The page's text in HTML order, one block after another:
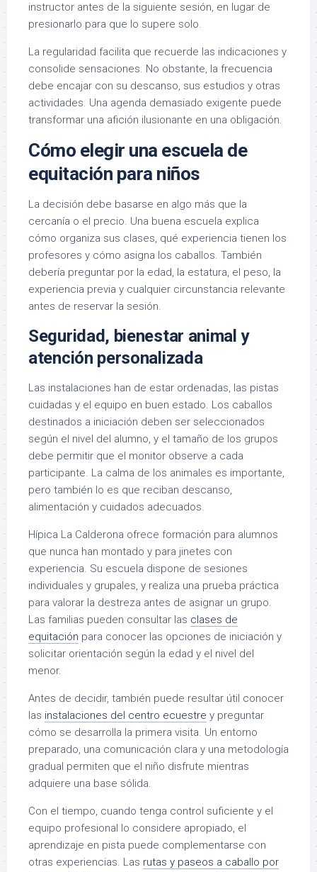
instructor antes de la siguiente sesión, en lugar de
presionarlo para que lo supere solo.
La regularidad facilita que recuerde las indicaciones y
consolide sensaciones. No obstante, la frecuencia
debe encajar con su descanso, sus estudios y otras
actividades. Una agenda demasiado exigente puede
transformar una afición ilusionante en una obligación.
Cómo elegir una escuela de
equitación para niños
La decisión debe basarse en algo más que la
cercanía o el precio. Una buena escuela explica
cómo organiza sus clases, qué experiencia tienen los
profesores y cómo asigna los caballos. También
debería preguntar por la edad, la estatura, el peso, la
experiencia previa y cualquier circunstancia relevante
antes de reservar la sesión.
Seguridad, bienestar animal y
atención personalizada
Las instalaciones han de estar ordenadas, las pistas
cuidadas y el equipo en buen estado. Los caballos
destinados a iniciación deben ser seleccionados
según el nivel del alumno, y el tamaño de los grupos
debe permitir que el monitor observe a cada
participante. La calma de los animales es importante,
pero también lo es que reciban descanso,
alimentación y cuidados adecuados.
Hípica La Calderona ofrece formación para alumnos
que nunca han montado y para jinetes con
experiencia. Su escuela dispone de sesiones
individuales y grupales, y realiza una prueba práctica
para valorar la destreza antes de asignar un grupo.
Las familias pueden consultar las clases de
equitación para conocer las opciones de iniciación y
solicitar orientación según la edad y el nivel del
menor.
Antes de decidir, también puede resultar útil conocer
las instalaciones del centro ecuestre y preguntar
cómo se desarrolla la primera visita. Un entorno
preparado, una comunicación clara y una metodología
gradual permiten que el niño disfrute mientras
adquiere una base sólida.
Con el tiempo, cuando tenga control suficiente y el
equipo profesional lo considere apropiado, el
aprendizaje en pista puede complementarse con
otras experiencias. Las rutas y paseos a caballo por